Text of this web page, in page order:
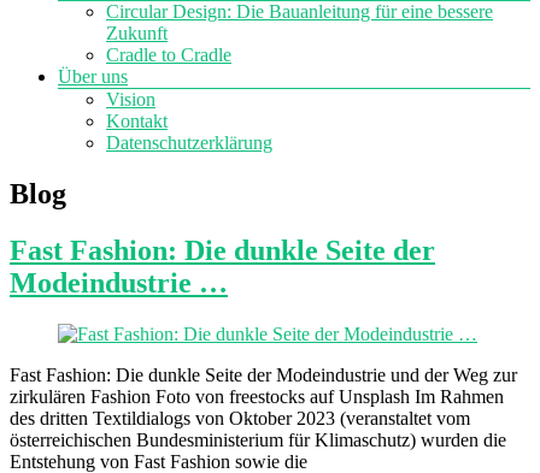
Circular Design: Die Bauanleitung für eine bessere
Zukunft
Cradle to Cradle
Über uns
Vision
Kontakt
Datenschutzerklärung
Blog
Fast Fashion: Die dunkle Seite der
Modeindustrie …
Fast Fashion: Die dunkle Seite der Modeindustrie und der Weg zur
zirkulären Fashion Foto von freestocks auf Unsplash Im Rahmen
des dritten Textildialogs von Oktober 2023 (veranstaltet vom
österreichischen Bundesministerium für Klimaschutz) wurden die
Entstehung von Fast Fashion sowie die